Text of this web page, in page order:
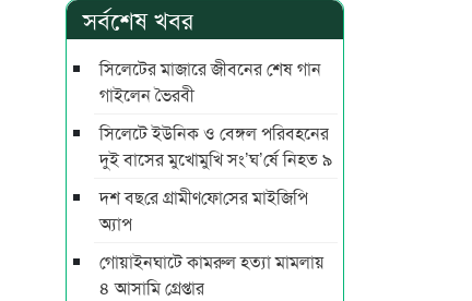
সর্বশেষ খবর
সিলেটের মাজারে জীবনের শেষ গান
গাইলেন ভৈরবী
সিলেটে ইউনিক ও বেঙ্গল পরিবহনের
দুই বাসের মুখোমুখি সং’ঘ’র্ষে নিহত ৯
দশ বছ‌রে গ্রামীণ‌ফো‌সের মাইজিপি
অ্যাপ
গোয়াইনঘাটে কামরুল হত্যা মামলায়
৪ আসামি গ্রেপ্তার